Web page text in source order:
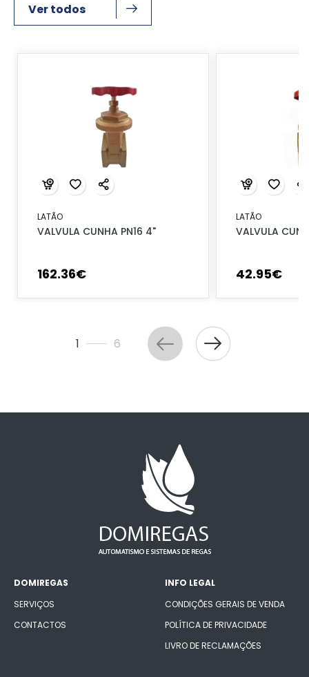
Ver todos
LATÃO
VALVULA CUNHA PN16 4"
162.36€
LATÃO
VALVULA
42.95€
1 6
DOMIREGAS
SERVIÇOS
CONTACTOS
INFO LEGAL
CONDIÇÕES GERAIS DE VENDA
POLÍTICA DE PRIVACIDADE
LIVRO DE RECLAMAÇÕES